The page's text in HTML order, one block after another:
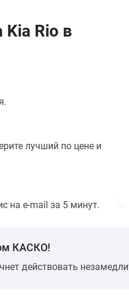
Rio в
лучший по цене и
на e-mail за 5 минут.
КАСКО!
действовать